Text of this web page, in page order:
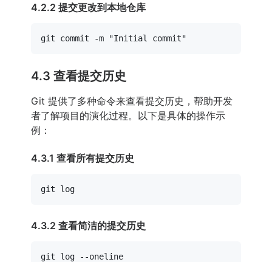
4.2.2 提交更改到本地仓库
git commit -m "Initial commit"
4.3 查看提交历史
Git 提供了多种命令来查看提交历史，帮助开发
者了解项目的演化过程。以下是具体的操作示
例：
4.3.1 查看所有提交历史
git log
4.3.2 查看简洁的提交历史
git log